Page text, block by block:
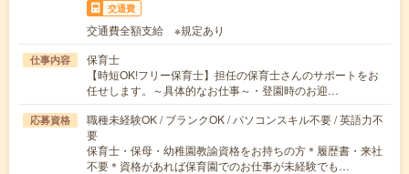
交通費
交通費全額支給 ※規定あり
仕事内容
保育士
【時短OK!フリー保育士】担任の保育士さんのサポートをお
任せします。～具体的なお仕事～・登園時のお迎…
応募資格
職種未経験OK / ブランクOK / パソコンスキル不要 / 英語力不
要
保育士・保母・幼稚園教諭資格をお持ちの方＊履歴書・来社
不要＊資格があれば保育園でのお仕事が未経験でも…